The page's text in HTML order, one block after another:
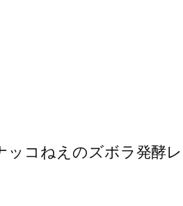
コねえのズボラ発酵